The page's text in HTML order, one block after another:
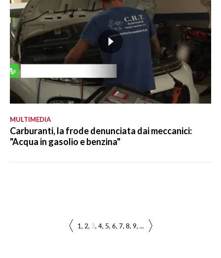
MULTIMEDIA
Carburanti, la frode denunciata dai meccanici:
"Acqua in gasolio e benzina"
1 2 3 4 5 6 7 8 9 ...